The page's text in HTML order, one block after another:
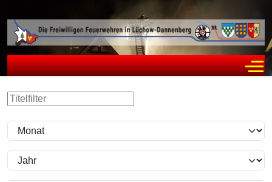
Filter
Titelfilter